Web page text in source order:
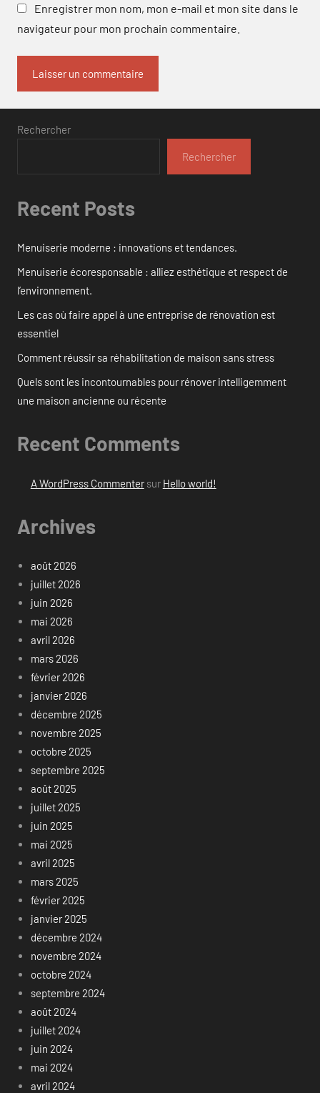
Enregistrer mon nom, mon e-mail et mon site dans le
navigateur pour mon prochain commentaire.
Rechercher
Rechercher
Recent Posts
Menuiserie moderne : innovations et tendances.
Menuiserie écoresponsable : alliez esthétique et respect de
l’environnement.
Les cas où faire appel à une entreprise de rénovation est
essentiel
Comment réussir sa réhabilitation de maison sans stress
Quels sont les incontournables pour rénover intelligemment
une maison ancienne ou récente
Recent Comments
A WordPress Commentersur Hello world!
Archives
août 2026
juillet 2026
juin 2026
mai 2026
avril 2026
mars 2026
février 2026
janvier 2026
décembre 2025
novembre 2025
octobre 2025
septembre 2025
août 2025
juillet 2025
juin 2025
mai 2025
avril 2025
mars 2025
février 2025
janvier 2025
décembre 2024
novembre 2024
octobre 2024
septembre 2024
août 2024
juillet 2024
juin 2024
mai 2024
avril 2024